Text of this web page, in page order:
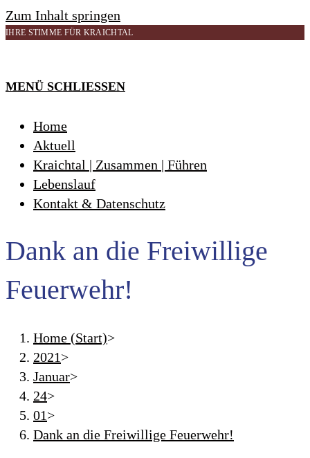
Zum Inhalt springen
IHRE STIMME FÜR KRAICHTAL
MENÜ SCHLIESSEN
Home
Aktuell
Kraichtal | Zusammen | Führen
Lebenslauf
Kontakt & Datenschutz
Dank an die Freiwillige
Feuerwehr!
Home (Start)>
2021>
Januar>
24>
01>
Dank an die Freiwillige Feuerwehr!